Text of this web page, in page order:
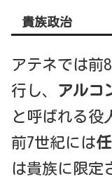
貴族政治
アテネでは前
行し、 アルコ
と呼ばれる役
前7世紀には
は貴族に限定